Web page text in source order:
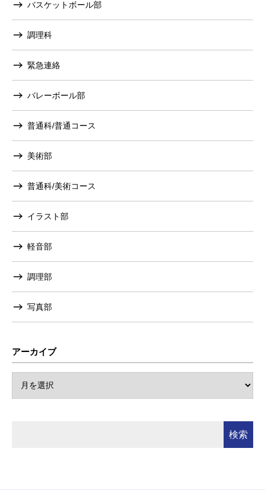
バスケットボール部
調理科
緊急連絡
バレーボール部
普通科/普通コース
美術部
普通科/美術コース
イラスト部
軽音部
調理部
写真部
アーカイブ